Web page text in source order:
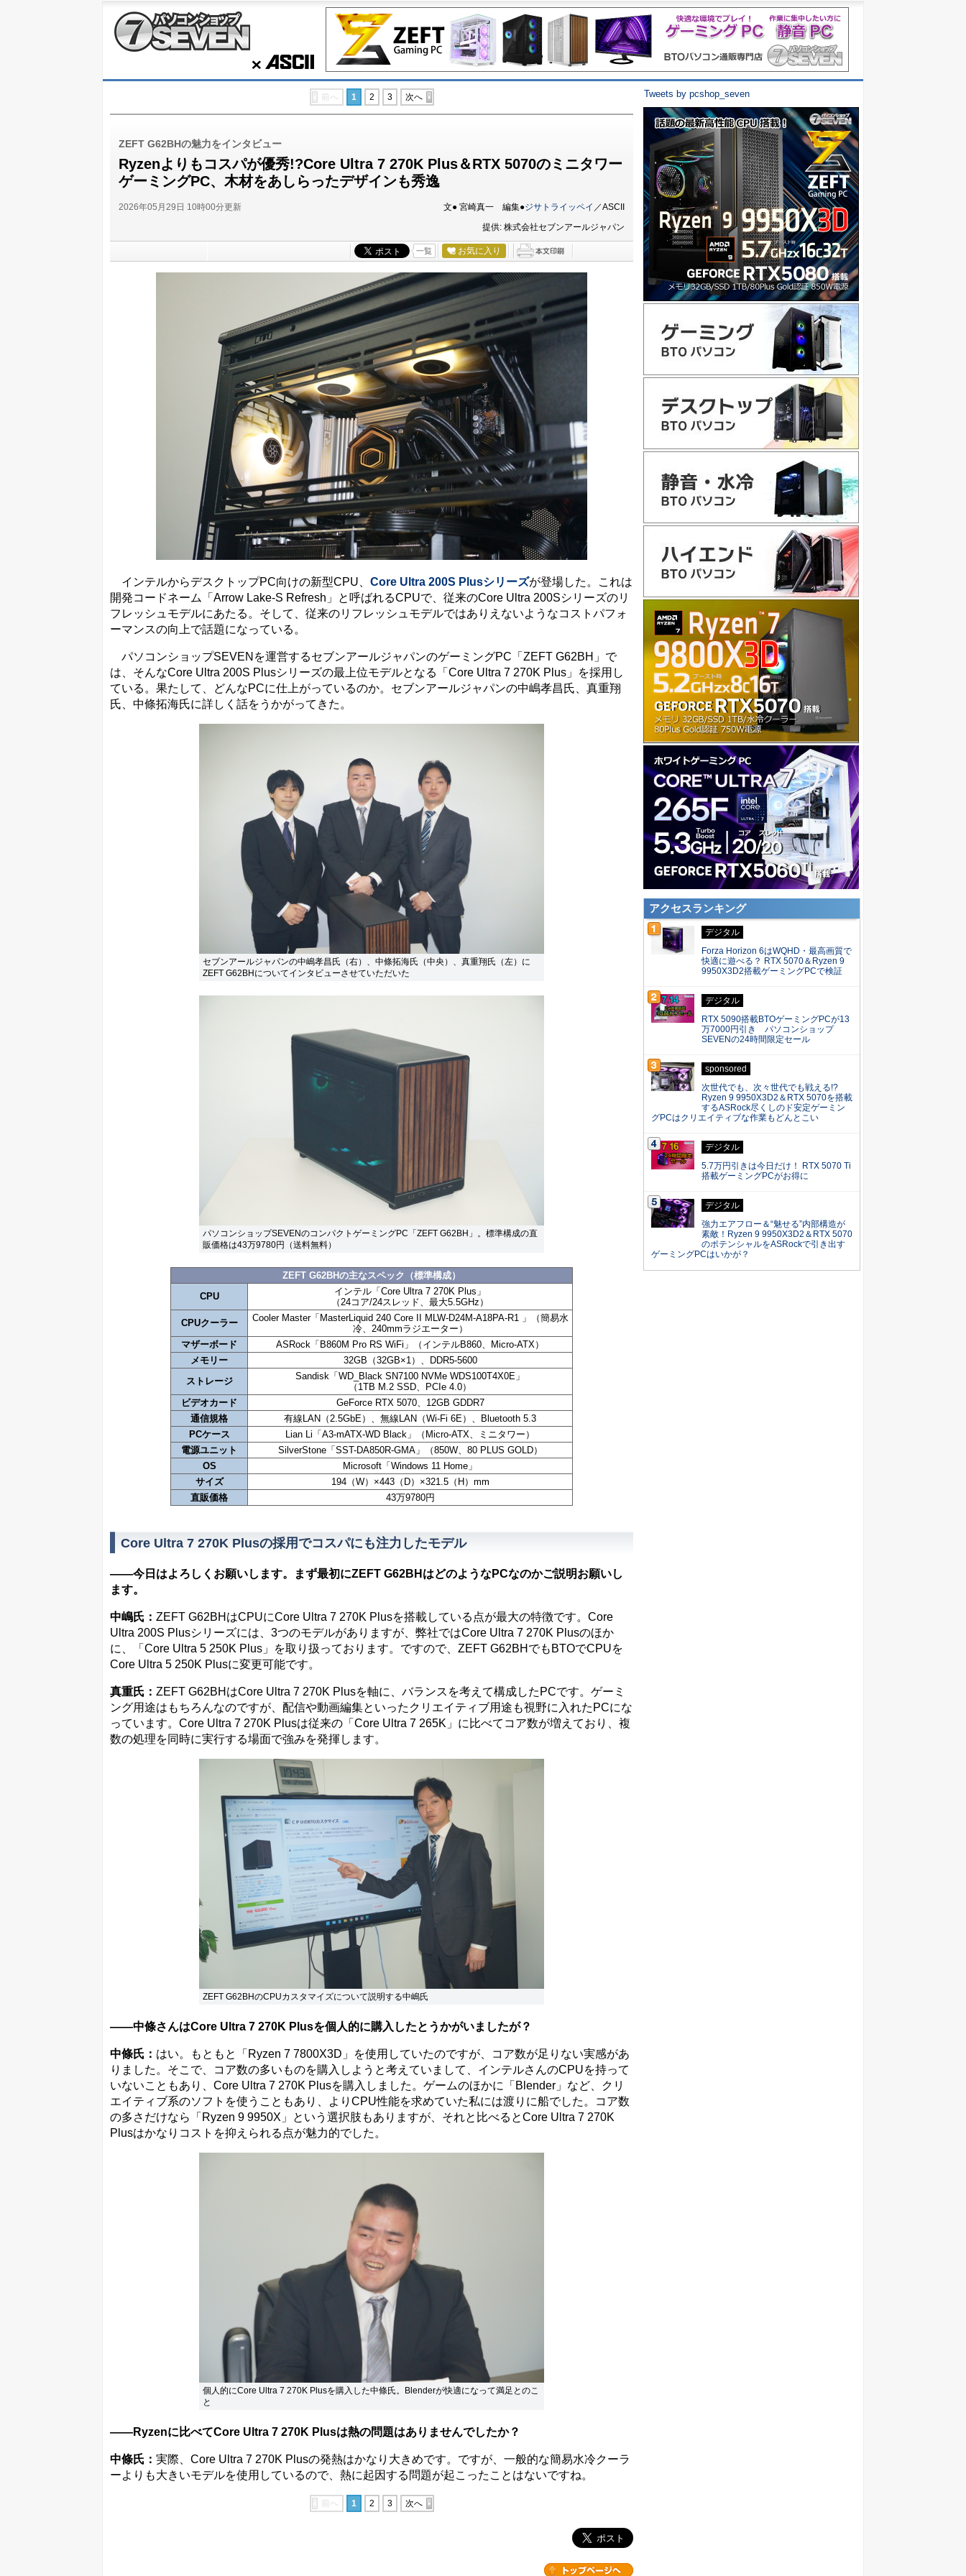
ASCII
前へ 1 2 3 次へ
ZEFT G62BHの魅力をインタビュー
Ryzenよりもコスパが優秀!?Core Ultra 7 270K Plus＆RTX 5070のミニタワー
ゲーミングPC、木材をあしらったデザインも秀逸
2026年05月29日 10時00分更新 文● 宮崎真一 編集●ジサトライッペイ ／ASCII
提供: 株式会社セブンアールジャパン
一覧 お気に入り
インテルからデスクトップPC向けの新型CPU、 Core Ultra 200S Plusシリーズが登場した。これは
開発コードネーム「Arrow Lake-S Refresh」と呼ばれるCPUで、従来のCore Ultra 200Sシリーズのリ
フレッシュモデルにあたる。そして、従来のリフレッシュモデルではありえないようなコストパフォ
ーマンスの向上で話題になっている。
パソコンショップSEVENを運営するセブンアールジャパンのゲーミングPC「ZEFT G62BH」で
は、そんなCore Ultra 200S Plusシリーズの最上位モデルとなる「Core Ultra 7 270K Plus」を採用し
ている。果たして、どんなPCに仕上がっているのか。セブンアールジャパンの中嶋孝昌氏、真重翔
氏、中條拓海氏に詳しく話をうかがってきた。
セブンアールジャパンの中嶋孝昌氏（右）、中條拓海氏（中央）、真重翔氏（左）に
ZEFT G62BHについてインタビューさせていただいた
パソコンショップSEVENのコンパクトゲーミングPC「ZEFT G62BH」。標準構成の直
販価格は43万9780円（送料無料）
ZEFT G62BHの主なスペック（標準構成）
CPU
インテル「Core Ultra 7 270K Plus」
（24コア/24スレッド、最大5.5GHz）
CPUクーラー
Cooler Master「MasterLiquid 240 Core II MLW-D24M-A18PA-R1 」（簡易水
冷、240mmラジエーター）
マザーボード
ASRock「B860M Pro RS WiFi」（インテルB860、Micro-ATX）
メモリー
32GB（32GB×1）、DDR5-5600
ストレージ
Sandisk「WD_Black SN7100 NVMe WDS100T4X0E」
（1TB M.2 SSD、PCIe 4.0）
ビデオカード
GeForce RTX 5070、12GB GDDR7
通信規格
有線LAN（2.5GbE）、無線LAN（Wi-Fi 6E）、Bluetooth 5.3
PCケース
Lian Li「A3-mATX-WD Black」（Micro-ATX、ミニタワー）
電源ユニット
SilverStone「SST-DA850R-GMA」（850W、80 PLUS GOLD）
OS
Microsoft「Windows 11 Home」
サイズ
194（W）×443（D）×321.5（H）mm
直販価格
43万9780円
Core Ultra 7 270K Plusの採用でコスパにも注力したモデル
――今日はよろしくお願いします。まず最初にZEFT G62BHはどのようなPCなのかご説明お願いし
ます。
中嶋氏： ZEFT G62BHはCPUにCore Ultra 7 270K Plusを搭載している点が最大の特徴です。Core
Ultra 200S Plusシリーズには、3つのモデルがありますが、弊社ではCore Ultra 7 270K Plusのほか
に、「Core Ultra 5 250K Plus」を取り扱っております。ですので、ZEFT G62BHでもBTOでCPUを
Core Ultra 5 250K Plusに変更可能です。
真重氏： ZEFT G62BHはCore Ultra 7 270K Plusを軸に、バランスを考えて構成したPCです。ゲーミ
ング用途はもちろんなのですが、配信や動画編集といったクリエイティブ用途も視野に入れたPCにな
っています。Core Ultra 7 270K Plusは従来の「Core Ultra 7 265K」に比べてコア数が増えており、複
数の処理を同時に実行する場面で強みを発揮します。
ZEFT G62BHのCPUカスタマイズについて説明する中嶋氏
――中條さんはCore Ultra 7 270K Plusを個人的に購入したとうかがいましたが？
中條氏： はい。もともと「Ryzen 7 7800X3D」を使用していたのですが、コア数が足りない実感があ
りました。そこで、コア数の多いものを購入しようと考えていまして、インテルさんのCPUを持って
いないこともあり、Core Ultra 7 270K Plusを購入しました。ゲームのほかに「Blender」など、クリ
エイティブ系のソフトを使うこともあり、よりCPU性能を求めていた私には渡りに船でした。コア数
の多さだけなら「Ryzen 9 9950X」という選択肢もありますが、それと比べるとCore Ultra 7 270K
Plusはかなりコストを抑えられる点が魅力的でした。
個人的にCore Ultra 7 270K Plusを購入した中條氏。Blenderが快適になって満足とのこ
と
――Ryzenに比べてCore Ultra 7 270K Plusは熱の問題はありませんでしたか？
中條氏： 実際、Core Ultra 7 270K Plusの発熱はかなり大きめです。ですが、一般的な簡易水冷クーラ
ーよりも大きいモデルを使用しているので、熱に起因する問題が起こったことはないですね。
前へ 1 2 3 次へ
Tweets by pcshop_seven
アクセスランキング
デジタル
Forza Horizon 6はWQHD・最高画質で
快適に遊べる？ RTX 5070＆Ryzen 9
9950X3D2搭載ゲーミングPCで検証
デジタル
RTX 5090搭載BTOゲーミングPCが13
万7000円引き パソコンショップ
SEVENの24時間限定セール
sponsored
次世代でも、次々世代でも戦える!?
Ryzen 9 9950X3D2＆RTX 5070を搭載
するASRock尽くしのド安定ゲーミン
グPCはクリエイティブな作業もどんとこい
デジタル
5.7万円引きは今日だけ！ RTX 5070 Ti
搭載ゲーミングPCがお得に
デジタル
強力エアフロー＆“魅せる”内部構造が
素敵！Ryzen 9 9950X3D2＆RTX 5070
のポテンシャルをASRockで引き出す
ゲーミングPCはいかが？